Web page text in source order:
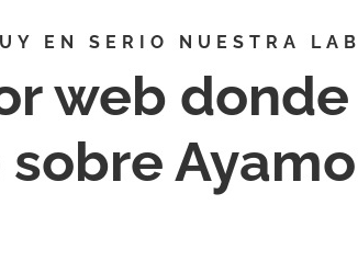
EN SERIO NUESTRA
web donde